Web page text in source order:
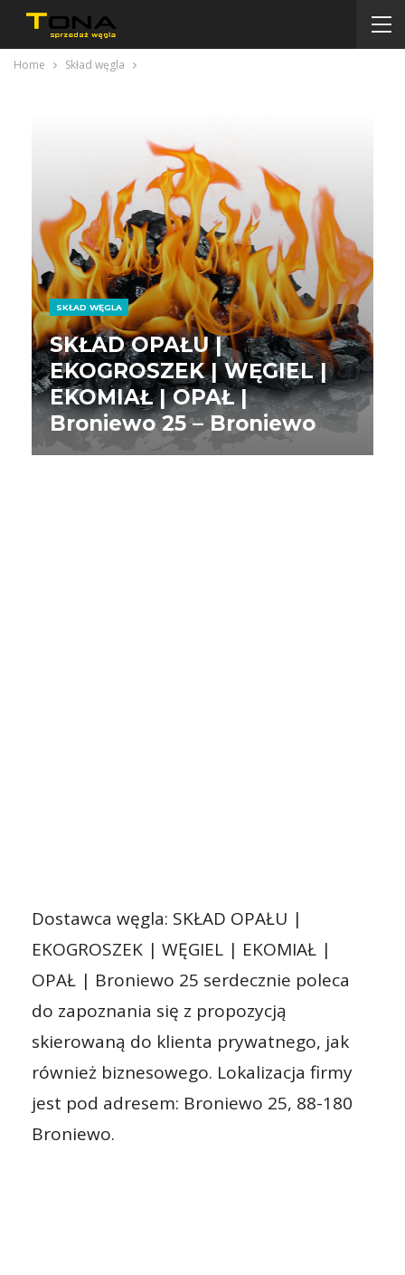
Home Skład węgla
SKŁAD WĘGLA
SKŁAD OPAŁU |
EKOGROSZEK | WĘGIEL |
EKOMIAŁ | OPAŁ |
Broniewo 25 – Broniewo
Dostawca węgla: SKŁAD OPAŁU |
EKOGROSZEK | WĘGIEL | EKOMIAŁ |
OPAŁ | Broniewo 25 serdecznie poleca
do zapoznania się z propozycją
skierowaną do klienta prywatnego, jak
również biznesowego. Lokalizacja firmy
jest pod adresem: Broniewo 25, 88-180
Broniewo.